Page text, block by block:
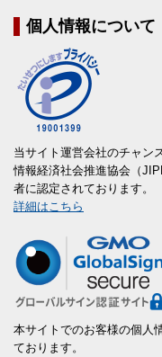
個人情報について
当サイト運営会社のチャン
情報経済社会推進協会（
者に認定されております。
詳細はこちら
本サイトでのお客様の個人
ております。